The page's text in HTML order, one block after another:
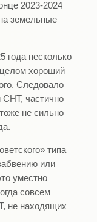
2023-2024
земельные
года несколько
хороший
Следовало
СНТ, частично
не сильно
типа
или
уместно
совсем
не находящих